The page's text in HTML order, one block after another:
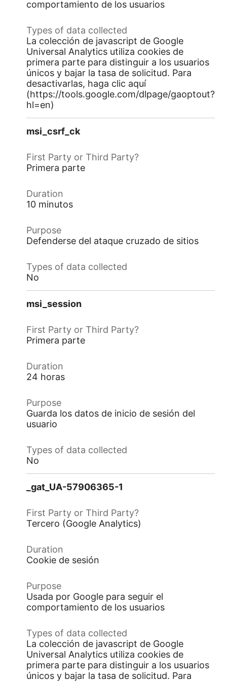
comportamiento de los usuarios
La colección de javascript de Google
Universal Analytics utiliza cookies de
primera parte para distinguir a los usuarios
únicos y bajar la tasa de solicitud. Para
desactivarlas, haga clic aquí
(https://tools.google.com/dlpage/gaoptout?
hl=en)
msi_csrf_ck
Primera parte
10 minutos
Defenderse del ataque cruzado de sitios
No
msi_session
Primera parte
24 horas
Guarda los datos de inicio de sesión del
usuario
No
_gat_UA-57906365-1
Tercero (Google Analytics)
Cookie de sesión
Usada por Google para seguir el
comportamiento de los usuarios
La colección de javascript de Google
Universal Analytics utiliza cookies de
primera parte para distinguir a los usuarios
únicos y bajar la tasa de solicitud. Para